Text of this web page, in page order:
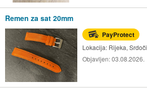
Remen za sat 20mm
PayProtect
Lokacija: Rijeka, Srdoči
Objavljen:03.08.2026.